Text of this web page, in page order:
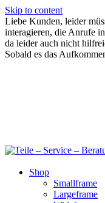
Skip to content
Liebe Kunden, leider
interagieren, die Anrufe
da leider auch nicht
Sobald es das
Shop
Smallframe
Largeframe